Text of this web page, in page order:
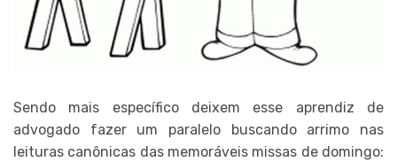
Sendo mais específico deixem esse aprendiz de
advogado fazer um paralelo buscando arrimo nas
leituras canônicas das memoráveis missas de domingo: